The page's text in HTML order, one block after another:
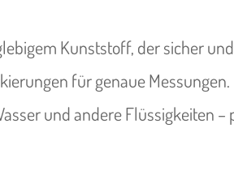
Kunststoff, der sicher
für genaue Messungen.
und andere Flüssigkeiten